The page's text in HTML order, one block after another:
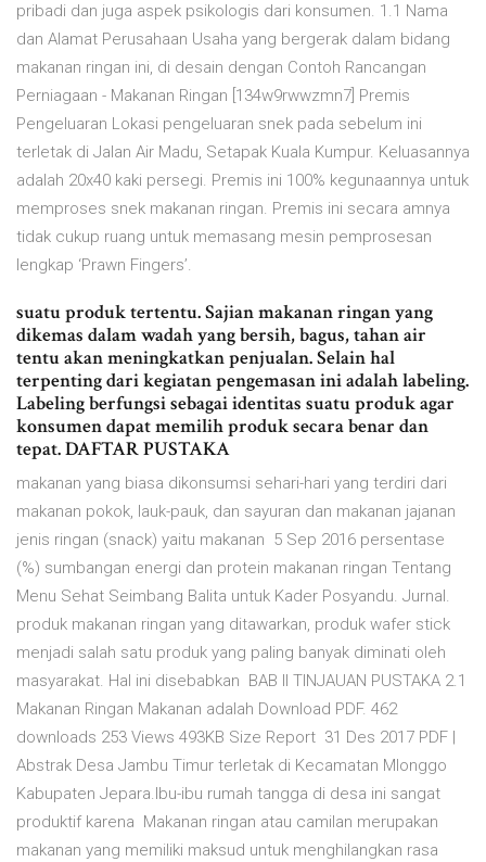
pribadi dan juga aspek psikologis dari konsumen. 1.1 Nama
dan Alamat Perusahaan Usaha yang bergerak dalam bidang
makanan ringan ini, di desain dengan Contoh Rancangan
Perniagaan - Makanan Ringan [134w9rwwzmn7] Premis
Pengeluaran Lokasi pengeluaran snek pada sebelum ini
terletak di Jalan Air Madu, Setapak Kuala Kumpur. Keluasannya
adalah 20x40 kaki persegi. Premis ini 100% kegunaannya untuk
memproses snek makanan ringan. Premis ini secara amnya
tidak cukup ruang untuk memasang mesin pemprosesan
lengkap ‘Prawn Fingers’.
suatu produk tertentu. Sajian makanan ringan yang
dikemas dalam wadah yang bersih, bagus, tahan air
tentu akan meningkatkan penjualan. Selain hal
terpenting dari kegiatan pengemasan ini adalah labeling.
Labeling berfungsi sebagai identitas suatu produk agar
konsumen dapat memilih produk secara benar dan
tepat. DAFTAR PUSTAKA
makanan yang biasa dikonsumsi sehari-hari yang terdiri dari
makanan pokok, lauk-pauk, dan sayuran dan makanan jajanan
jenis ringan (snack) yaitu makanan 5 Sep 2016 persentase
(%) sumbangan energi dan protein makanan ringan Tentang
Menu Sehat Seimbang Balita untuk Kader Posyandu. Jurnal.
produk makanan ringan yang ditawarkan, produk wafer stick
menjadi salah satu produk yang paling banyak diminati oleh
masyarakat. Hal ini disebabkan BAB II TINJAUAN PUSTAKA 2.1
Makanan Ringan Makanan adalah Download PDF. 462
downloads 253 Views 493KB Size Report 31 Des 2017 PDF |
Abstrak Desa Jambu Timur terletak di Kecamatan Mlonggo
Kabupaten Jepara.Ibu-ibu rumah tangga di desa ini sangat
produktif karena Makanan ringan atau camilan merupakan
makanan yang memiliki maksud untuk menghilangkan rasa